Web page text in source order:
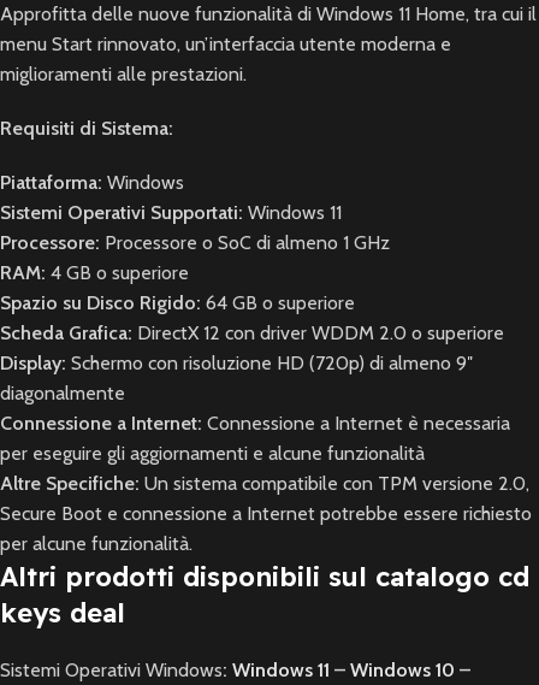
Approfitta delle nuove funzionalità di Windows 11 Home, tra cui il
menu Start rinnovato, un’interfaccia utente moderna e
miglioramenti alle prestazioni.
Requisiti di Sistema:
Piattaforma: Windows
Sistemi Operativi Supportati: Windows 11
Processore: Processore o SoC di almeno 1 GHz
RAM: 4 GB o superiore
Spazio su Disco Rigido: 64 GB o superiore
Scheda Grafica: DirectX 12 con driver WDDM 2.0 o superiore
Display: Schermo con risoluzione HD (720p) di almeno 9″
diagonalmente
Connessione a Internet: Connessione a Internet è necessaria
per eseguire gli aggiornamenti e alcune funzionalità
Altre Specifiche: Un sistema compatibile con TPM versione 2.0,
Secure Boot e connessione a Internet potrebbe essere richiesto
per alcune funzionalità.
Altri prodotti disponibili sul catalogo cd
keys deal
Sistemi Operativi Windows: Windows 11 – Windows 10 –